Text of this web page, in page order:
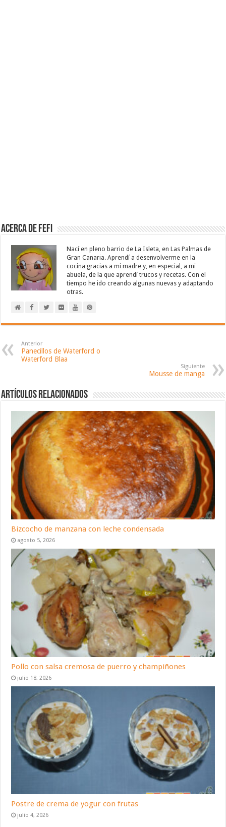
Acerca de Fefi
Nací en pleno barrio de La Isleta, en Las Palmas de
Gran Canaria. Aprendí a desenvolverme en la
cocina gracias a mi madre y, en especial, a mi
abuela, de la que aprendí trucos y recetas. Con el
tiempo he ido creando algunas nuevas y adaptando
otras.
Anterior
Panecillos de Waterford o
Waterford Blaa
Siguiente
Mousse de manga
Artículos relacionados
Bizcocho de manzana con leche condensada
agosto 5, 2026
Pollo con salsa cremosa de puerro y champiñones
julio 18, 2026
Postre de crema de yogur con frutas
julio 4, 2026